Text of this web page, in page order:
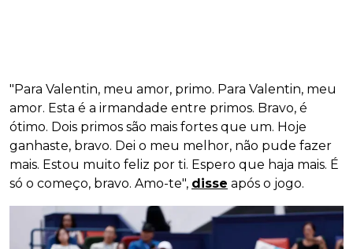
"Para Valentin, meu amor, primo. Para Valentin, meu
amor. Esta é a irmandade entre primos. Bravo, é
ótimo. Dois primos são mais fortes que um. Hoje
ganhaste, bravo. Dei o meu melhor, não pude fazer
mais. Estou muito feliz por ti. Espero que haja mais. É
só o começo, bravo. Amo-te", disse após o jogo.